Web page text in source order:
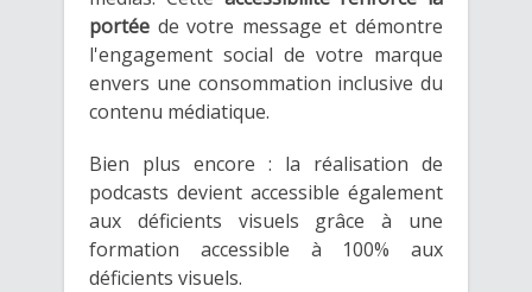
portée de votre message et démontre
l'engagement social de votre marque
envers une consommation inclusive du
contenu médiatique.
Bien plus encore : la réalisation de
podcasts devient accessible également
aux déficients visuels grâce à une
formation accessible à 100% aux
déficients visuels.